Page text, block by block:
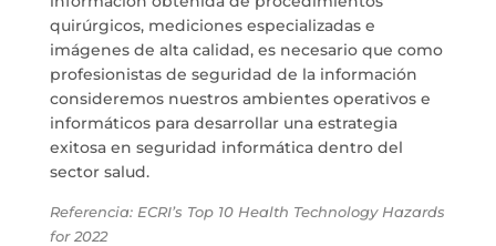
quirúrgicos, mediciones especializadas e
imágenes de alta calidad, es necesario que como
profesionistas de seguridad de la información
consideremos nuestros ambientes operativos e
informáticos para desarrollar una estrategia
exitosa en seguridad informática dentro del
sector salud.
Referencia: ECRI’s Top 10 Health Technology Hazards
for 2022